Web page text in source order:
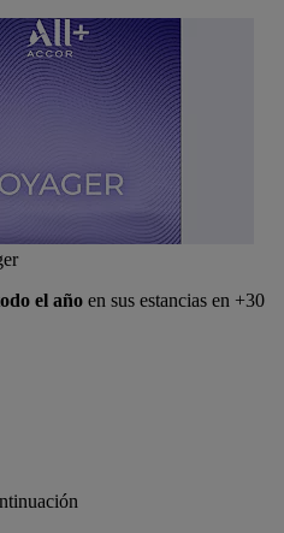
el año en sus estancias en +30